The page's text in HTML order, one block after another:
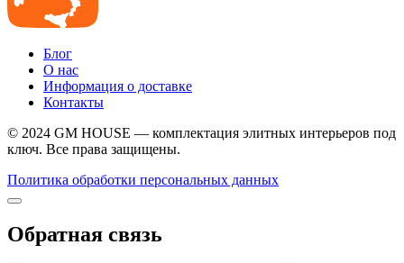
Блог
О нас
Информация о доставке
Контакты
© 2024 GM HOUSE — комплектация элитных интерьеров под
ключ. Все права защищены.
Политика обработки персональных данных
Обратная связь